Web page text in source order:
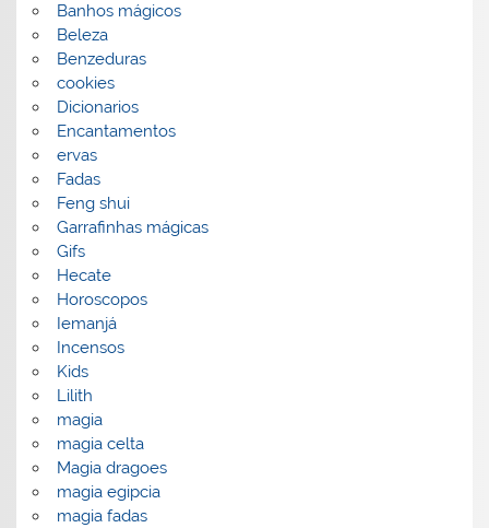
Banhos mágicos
Beleza
Benzeduras
cookies
Dicionarios
Encantamentos
ervas
Fadas
Feng shui
Garrafinhas mágicas
Gifs
Hecate
Horoscopos
Iemanjá
Incensos
Kids
Lilith
magia
magia celta
Magia dragoes
magia egipcia
magia fadas